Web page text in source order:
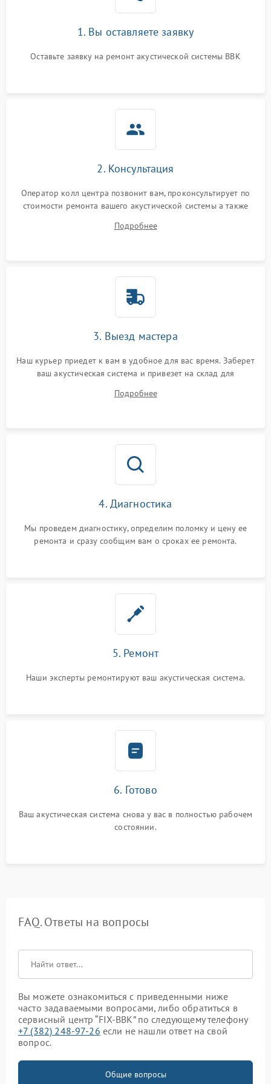
1. Вы оставляете заявку
Оставьте заявку на ремонт акустической системы BBK
2. Консультация
Оператор колл центра позвонит вам, проконсультирует по
стоимости ремонта вашего акустической системы а также
Подробнее
3. Выезд мастера
Наш курьер приедет к вам в удобное для вас время. Заберет
ваш акустическая система и привезет на склад для
Подробнее
4. Диагностика
Мы проведем диагностику, определим поломку и цену ее
ремонта и сразу сообщим вам о сроках ее ремонта.
5. Ремонт
Наши эксперты ремонтируют ваш акустическая система.
6. Готово
Ваш акустическая система снова у вас в полностью рабочем
состоянии.
FAQ. Ответы на вопросы
Вы можете ознакомиться с приведенными ниже
часто задаваемыми вопросами, либо обратиться в
сервисный центр “FIX-BBK” по следующему телефону
+7 (382) 248-97-26 если не нашли ответ на свой
вопрос.
Общие вопросы